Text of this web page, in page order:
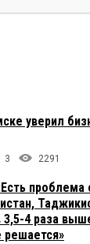
уверил
3 2291
3,5-4 раза
решается»